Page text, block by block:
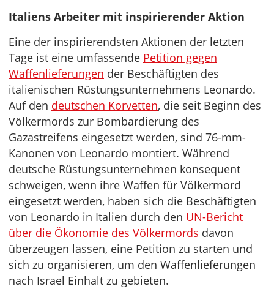
Italiens Arbeiter mit inspirierender Aktion
Eine der inspirierendsten Aktionen der letzten
Tage ist eine umfassende Petition gegen
Waffenlieferungen der Beschäftigten des
italienischen Rüstungsunternehmens Leonardo.
Auf den deutschen Korvetten, die seit Beginn des
Völkermords zur Bombardierung des
Gazastreifens eingesetzt werden, sind 76-mm-
Kanonen von Leonardo montiert. Während
deutsche Rüstungsunternehmen konsequent
schweigen, wenn ihre Waffen für Völkermord
eingesetzt werden, haben sich die Beschäftigten
von Leonardo in Italien durch den UN-Bericht
über die Ökonomie des Völkermords davon
überzeugen lassen, eine Petition zu starten und
sich zu organisieren, um den Waffenlieferungen
nach Israel Einhalt zu gebieten.